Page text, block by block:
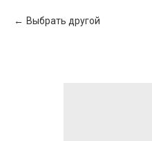
Выбрать другой